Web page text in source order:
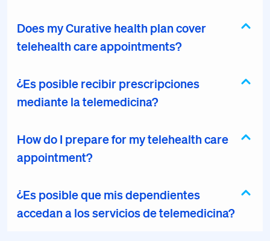
Does my Curative health plan cover
telehealth care appointments?
¿Es posible recibir prescripciones
mediante la telemedicina?
How do I prepare for my telehealth care
appointment?
¿Es posible que mis dependientes
accedan a los servicios de telemedicina?